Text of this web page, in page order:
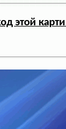
этой